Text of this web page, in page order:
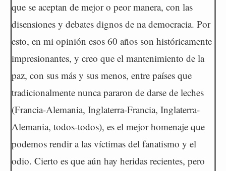
que se aceptan de mejor o peor manera, con las
disensiones y debates dignos de na democracia. Por
esto, en mi opinión esos 60 años son históricamente
impresionantes, y creo que el mantenimiento de la
paz, con sus más y sus menos, entre países que
tradicionalmente nunca pararon de darse de leches
(Francia-Alemania, Inglaterra-Francia, Inglaterra-
Alemania, todos-todos), es el mejor homenaje que
podemos rendir a las víctimas del fanatismo y el
odio. Cierto es que aún hay heridas recientes, pero